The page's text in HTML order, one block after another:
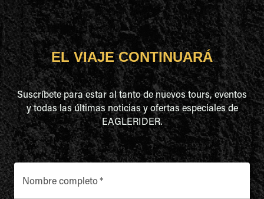
EL VIAJE CONTINUARÁ
Suscríbete para estar al tanto de nuevos tours, eventos
y todas las últimas noticias y ofertas especiales de
EAGLERIDER.
Nombre completo*